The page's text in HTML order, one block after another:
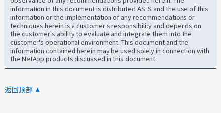
information in this document is distributed AS IS and the use of this
information or the implementation of any recommendations or
techniques herein is a customer's responsibility and depends on
the customer's ability to evaluate and integrate them into the
customer's operational environment. This document and the
information contained herein may be used solely in connection with
the NetApp products discussed in this document.
返回顶部